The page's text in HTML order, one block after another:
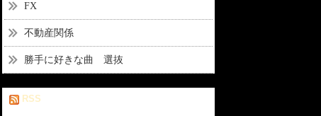
FX
不動産関係
勝手に好きな曲 選抜
RSS